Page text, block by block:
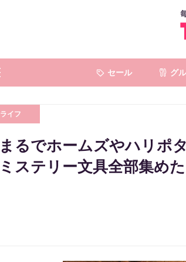
セール グ
ライフ
まるでホームズやハリポ
ミステリー文具全部集めた